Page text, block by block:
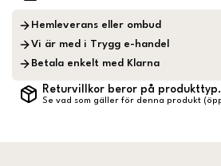
Hemleverans eller ombud
Vi är med i Trygg e-handel
Betala enkelt med Klarna
Returvillkor beror på produkttyp.
Se vad som gäller för denna produkt